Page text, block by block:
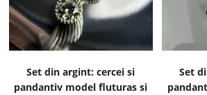
Set din argint: cercei si
pandantiv model fluturas si
Set